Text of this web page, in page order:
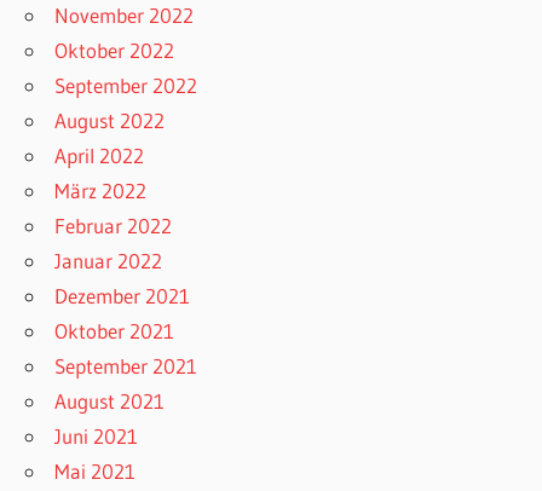
November 2022
Oktober 2022
September 2022
August 2022
April 2022
März 2022
Februar 2022
Januar 2022
Dezember 2021
Oktober 2021
September 2021
August 2021
Juni 2021
Mai 2021